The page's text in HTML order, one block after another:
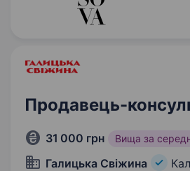
Продавець-
31 000 грн Вища за
Галицька Свіжина